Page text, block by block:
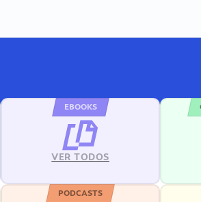
EBOOKS
VER TODOS
PODCASTS